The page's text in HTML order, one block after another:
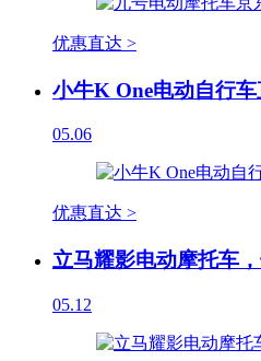
优惠直达 >
小牛K One电动自行
05.06
优惠直达 >
立马耀影电动摩托车
05.12